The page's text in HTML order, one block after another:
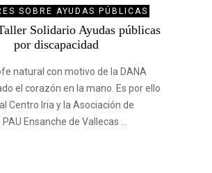
SOBRE AYUDAS PÚBLICAS
Solidario Ayudas públicas
por discapacidad
natural con motivo de la DANA
el corazón en la mano. Es por ello
Centro Iria y la Asociación de
Ensanche de Vallecas …